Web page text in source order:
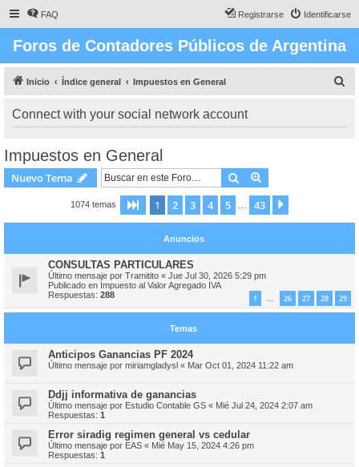
FAQ Identificarse
Registrarse
Foros de Contadores Públicos de Argentina
Inicio Índice general Impuestos en General
Connect with your social network account
Impuestos en General
Nuevo Tema Buscar
1074 temas Página de 43
1 2 3 4 5 43
Anuncios
CONSULTAS PARTICULARES
Último mensaje por Tramitito « Jue Jul 30, 2026 5:29 pm
Publicado en Impuesto al Valor Agregado IVA
Respuestas: 288 1 … 26 27 28 29
Temas
Anticipos Ganancias PF 2024
Último mensaje por miriamgladysl « Mar Oct 01, 2024 11:22 am
Ddjj informativa de ganancias
Último mensaje por Estudio Contable GS « Mié Jul 24, 2024 2:07 am
Respuestas: 1
Error siradig regimen general vs cedular
Último mensaje por EAS « Mié May 15, 2024 4:26 pm
Respuestas: 1